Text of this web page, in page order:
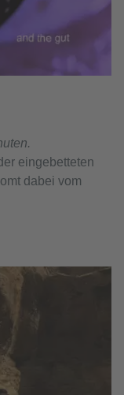
eingebetteten
dabei vom